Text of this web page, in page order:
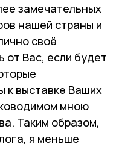
замечательных
нашей страны и
своё
от Вас, если будет
к выставке Ваших
мною
Таким образом,
я меньше